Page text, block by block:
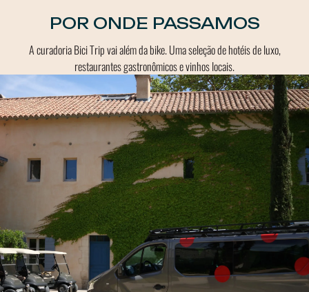
POR ONDE PASSAMOS
A curadoria Bici Trip vai além da bike. Uma seleção de hotéis de luxo,
restaurantes gastronômicos e vinhos locais.